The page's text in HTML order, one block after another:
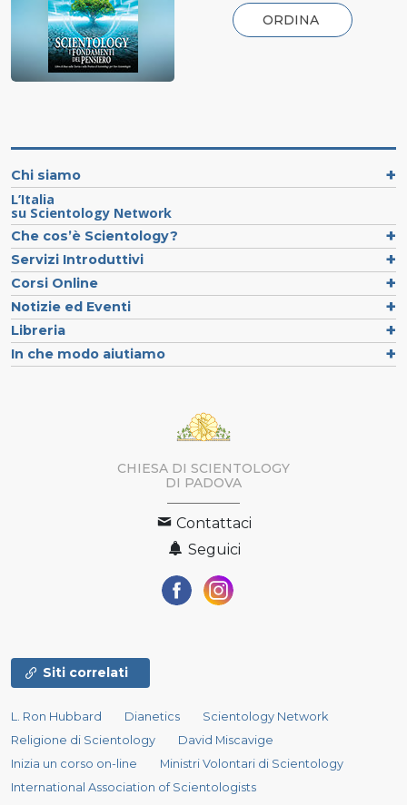
ORDINA
Chi siamo
L’Italia
su Scientology Network
Che cos’è Scientology?
Servizi Introduttivi
Corsi Online
Notizie ed Eventi
Libreria
In che modo aiutiamo
CHIESA DI SCIENTOLOGY
DI PADOVA
Contattaci
Seguici
Siti correlati
L. Ron Hubbard Dianetics
Scientology Network
Religione di Scientology
David Miscavige
Inizia un corso on-line
Ministri Volontari di Scientology
International Association of Scientologists